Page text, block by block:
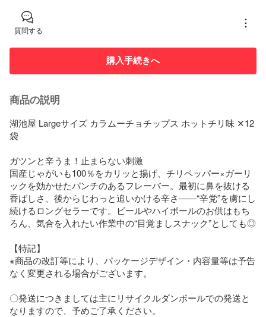
質問する
購入手続きへ
商品の説明
湖池屋 Largeサイズ カラムーチョチップス ホットチリ味 ✕12
袋
ガツンと辛うま！止まらない刺激
国産じゃがいも100％をカリッと揚げ、チリペッパー×ガーリ
ックを効かせたパンチのあるフレーバー。最初に鼻を抜ける
香ばしさ、後からじわっと追いかける辛さ――“辛党”を虜にし
続けるロングセラーです。ビールやハイボールのお供はもち
ろん、気合を入れたい作業中の“目覚ましスナック”としても◎
【特記】
※商品の改訂等により、パッケージデザイン・内容量等は予告
なく変更される場合がございます。
〇発送につきましては主にリサイクルダンボールでの発送と
なりますので、予めご了承ください。